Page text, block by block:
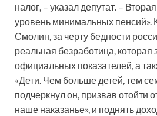
налог, – указал депутат. –
уровень минимальных пенсий».
Смолин, за черту бедности
реальная безработица,
официальных показателей, а
«Дети. Чем больше детей, тем
подчеркнул он, призвав отойти
наше наказанье», и поднять